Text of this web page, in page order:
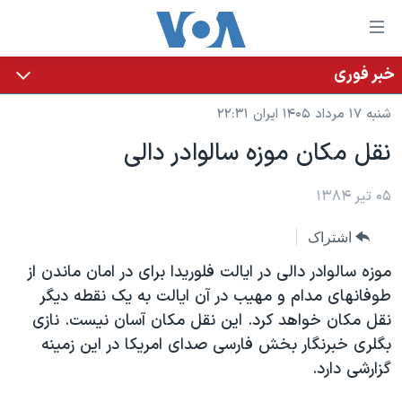
لینکهای
قابل
دسترسی
جهش
محتوای
جهش
اصلی
جهش
به
جستجو
خانه
نسخه سبک وب‌سایت
موضوع ها
ایران
ورزشی
گزیده‌ها
ویژه برنامه‌ها
برنامه های تلویزیونی
جدول برنامه ها
جام جهانی ۲۰۲۶
عملیات خشم حماسی
۲۵۰سالگی آمریکا
فرکانس‌های صدای آمریکا
پخش رادیویی
یادگیری زبان انگلیسی
خبر فوری
شنبه ۱۷ مرداد ۱۴۰۵ ایران ۲۲:۳۱
نقل مکان موزه سالوادر دالی
۰۵ تیر ۱۳۸۴
اشتراک
موزه سالوادر دالی در ايالت فلوريدا برای در امان ماندن از
طوفانهای مدام و مهيب در آن ايالت به يک نقطه ديگر
نقل مکان خواهد کرد. اين نقل مکان آسان نيست. نازی
بگلری خبرنگار بخش فارسی صدای امريکا در اين زمينه
گزارشی دارد.